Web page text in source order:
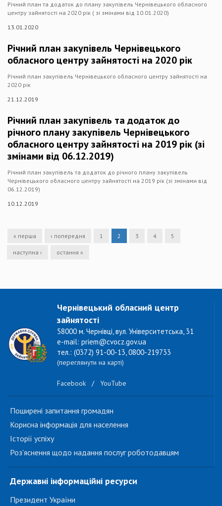
Річний план та додаток до плану закупівель Чернівецького обласного
центру зайнятості на 2020 рік ( зі змінами від 10.01.2020)
13.01.2020
Річний план закупівель Чернівецького
обласного центру зайнятості на 2020 рік
Річний план закупівель Чернівецького обласного центру зайнятості на
2020 рік
21.12.2019
Річний план закупівель та додаток до
річного плану закупівель Чернівецького
обласного центру зайнятості на 2019 рік (зі
змінами від 06.12.2019)
Річний план закупівель та додаток до річного плану закупівель
Чернівецького обласного центру зайнятості на 2019 рік (зі змінами від
06.12.2019)
10.12.2019
« перша ‹ попередня 1 2 3 4 5
наступна › остання »
Чернівецький обласний центр
зайнятості
58000 м. Чернівці, вул. Університетська, 31
e-mail: priem@cvocz.gov.ua
тел.: (0372) 91-00-13, 0800-219733
(переглянути на карті)
Facebook / YouTube
Поширені запитання громадян
Корисна інформація для населення
Історії успіху
Роз'яснення щодо надання послуг роботодавцям
Державні інформаційні ресурси
Президент України